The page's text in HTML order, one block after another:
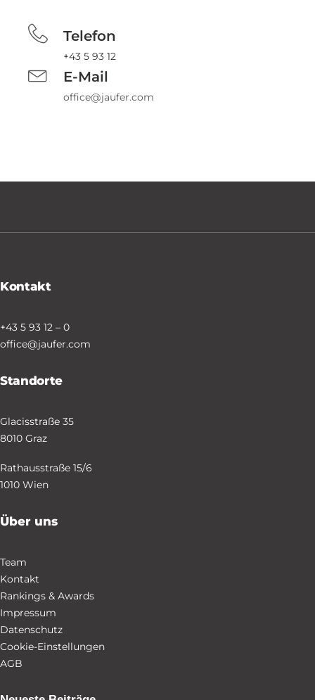
Telefon
+43 5 93 12
E-Mail
office@jaufer.com
Kontakt
+43 5 93 12 – 0
office@jaufer.com
Standorte
Glacisstraße 35
8010 Graz
Rathausstraße 15/6
1010 Wien
Über uns
Team
Kontakt
Rankings & Awards
Impressum
Datenschutz
Cookie-Einstellungen
AGB